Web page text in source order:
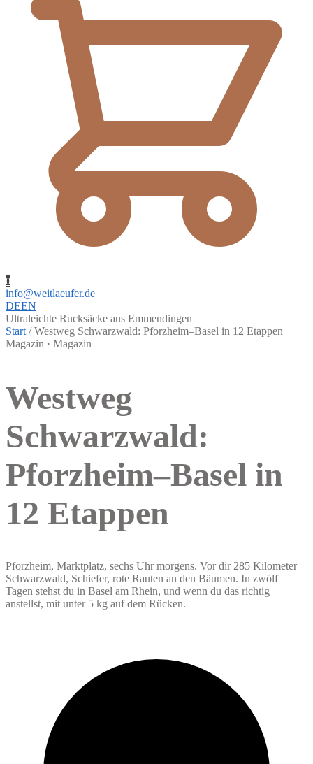
0
info@weitlaeufer.de
DEEN
Ultraleichte Rucksäcke aus Emmendingen
Start /Westweg Schwarzwald: Pforzheim–Basel in 12 Etappen
Magazin · Magazin
Westweg
Schwarzwald:
Pforzheim–Basel in
12 Etappen
Pforzheim, Marktplatz, sechs Uhr morgens. Vor dir 285 Kilometer
Schwarzwald, Schiefer, rote Rauten an den Bäumen. In zwölf
Tagen stehst du in Basel am Rhein, und wenn du das richtig
anstellst, mit unter 5 kg auf dem Rücken.